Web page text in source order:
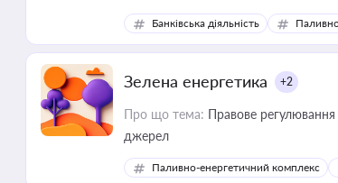
Банківська діяльність
Зелена енергетика +2
Про що тема: Правове
джерел
Паливно-енергетичний комплекс